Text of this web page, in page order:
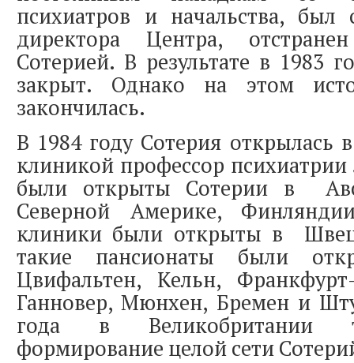
психиатров и начальства, был
директора Центра,
Сотерией. В результате в 1983
закрыт. Однако на этом
закончилась.
В 1984 году Сотерия открылась
клиникой профессор
были открыты Сотерии в
Северной Америке,
клиники были открыты в
такие пансионаты были
Цвифальтен, Кельн,
Ганновер, Мюнхен, Бремен и
года в Великобритании
формирование целой сети